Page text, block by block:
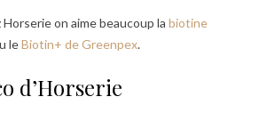
Horserie on aime beaucoup la biotine
leBiotin+ de Greenpex.
d’Horserie